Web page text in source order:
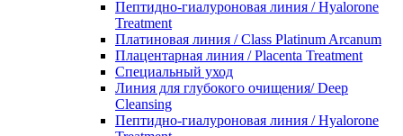
Пептидно-гиалуроновая линия / Hyalorone
Treatment
Платиновая линия / Class Platinum Arcanum
Плацентарная линия / Placenta Treatment
Специальный уход
Линия для глубокого очищения/ Deep
Cleansing
Пептидно-гиалуроновая линия / Hyalorone